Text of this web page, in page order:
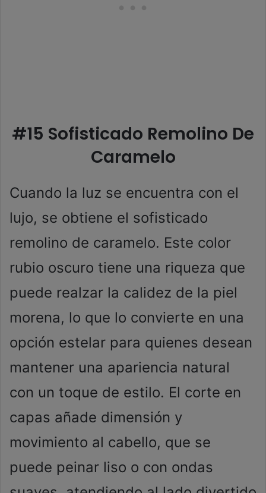
#15 Sofisticado Remolino De
Caramelo
Cuando la luz se encuentra con el
lujo, se obtiene el sofisticado
remolino de caramelo. Este color
rubio oscuro tiene una riqueza que
puede realzar la calidez de la piel
morena, lo que lo convierte en una
opción estelar para quienes desean
mantener una apariencia natural
con un toque de estilo. El corte en
capas añade dimensión y
movimiento al cabello, que se
puede peinar liso o con ondas